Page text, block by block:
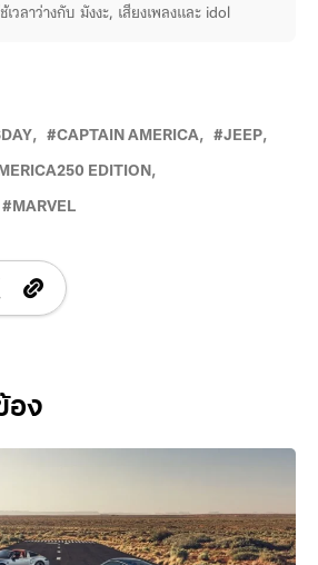
เวลาว่างกับ มังงะ, เสียงเพลงและ idol
CAPTAIN AMERICA JEEP
EDITION
MARVEL